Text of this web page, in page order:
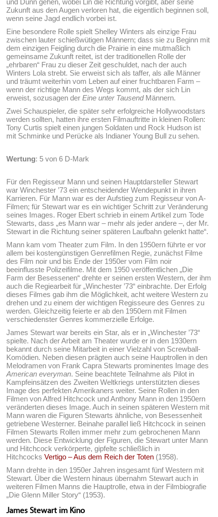
und Dünn gehen, wobei Lin die Richtung vorgibt, aber seine
Zukunft aus den Augen verloren hat, die eigentlich beginnen soll,
wenn seine Jagd endlich vorbei ist.
Eine besondere Rolle spielt Shelley Winters als einzige Frau
zwischen lauter schießwütigen Männern; dass sie zu Beginn mit
dem einzigen Feigling durch die Prairie in eine mutmaßlich
gemeinsame Zukunft reitet, ist der traditionellen Rolle der
„ehrbaren“ Frau zu dieser Zeit geschuldet, nach der auch
Winters Lola strebt. Sie erweist sich als taffer, als alle Männer
und träumt weiterhin vom Leben auf einer fruchtbaren Farm –
wenn der richtige Mann des Wegs kommt, als der sich Lin
erweist, sozusagen derEine unter TausendMännern.
Zwei Schauspieler, die später sehr erfolgreiche Hollywoodstars
werden sollten, hatten ihre ersten Filmauftritte in kleinen Rollen:
Tony Curtis spielt einen jungen Soldaten und Rock Hudson ist
mit Schminke und Perücke als Indianer Young Bull zu sehen.
Wertung: 5 von 6 D-Mark
Für den Regisseur Mann und seinen Hauptdarsteller Stewart
war Winchester ’73 ein entscheidender Wendepunkt in ihren
Karrieren. Für Mann war es der Aufstieg zum Regisseur von A-
Filmen; für Stewart war es ein wichtiger Schritt zur Veränderung
seines Images. Roger Ebert schrieb in einem Artikel zum Tode
Stewarts, dass „es Mann war – mehr als jeder andere –, der Mr.
Stewart in die Richtung seiner späteren Laufbahn gelenkt hatte“.
Mann kam vom Theater zum Film. In den 1950ern führte er vor
allem bei kostengünstigen Genrefilmen Regie, zunächst Filme
des Film noir und bis Ende der 1950er vom Film noir
beeinflusste Polizeifilme. Mit dem 1950 veröffentlichen „Die
Farm der Besessenen“ drehte er seinen ersten Western, der ihm
auch die Regiearbeit für „Winchester ’73“ einbrachte. Der Erfolg
dieses Filmes gab ihm die Möglichkeit, acht weitere Western zu
drehen und zu einem der wichtigen Regisseure des Genres zu
werden. Gleichzeitig feierte er ab den 1950ern mit Filmen
verschiedenster Genres kommerzielle Erfolge.
James Stewart war bereits ein Star, als er in „Winchester ’73“
spielte. Nach der Arbeit am Theater wurde er in den 1930ern
bekannt durch seine Mitarbeit in einer Vielzahl von Screwball-
Komödien. Neben diesen prägten auch seine Hauptrollen in den
Melodramen von Frank Capra Stewarts prominentes Image des
American everyman. Seine beachtete Teilnahme als Pilot in
Kampfeinsätzen des Zweiten Weltkriegs unterstützten dieses
Image des perfekten Amerikaners weiter. Seine Rollen in den
Filmen von Alfred Hitchcock und Anthony Mann in den 1950ern
veränderten dieses Image. Auch in seinen späteren Western mit
Mann waren die Figuren Stewarts ähnliche, von Besessenheit
getriebene Westerner. Beinahe parallel ließ Hitchcock in seinen
Filmen Stewarts Rollen immer mehr zum gebrochenen Mann
werden. Diese Entwicklung der Figuren, die Stewart unter Mann
und Hitchcock verkörperte, gipfelte schließlich in
HitchcocksVertigo – Aus dem Reich der Toten (1958).
Mann drehte in den 1950er Jahren insgesamt fünf Western mit
Stewart. Über die Western hinaus übernahm Stewart auch in
weiteren Filmen Manns die Hauptrolle, etwa in der Filmbiografie
„Die Glenn Miller Story“ (1953).
James Stewart im Kino